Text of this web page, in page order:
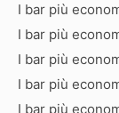
I bar più
I bar più
I bar più
I bar più
I bar più